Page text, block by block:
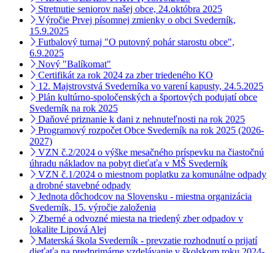
Stretnutie seniorov našej obce, 24.októbra 2025
Výročie Prvej písomnej zmienky o obci Svederník,
15.9.2025
Futbalový turnaj "O putovný pohár starostu obce",
6.9.2025
Nový "Balíkomat"
Certifikát za rok 2024 za zber triedeného KO
12. Majstrovstvá Svederníka vo varení kapusty, 24.5.2025
Plán kultúrno-spoločenských a športových podujatí obce
Svederník na rok 2025
Daňové priznanie k dani z nehnuteľnosti na rok 2025
Programový rozpočet Obce Svederník na rok 2025 (2026-
2027)
VZN č.2/2024 o výške mesačného príspevku na čiastočnú
úhradu nákladov na pobyt dieťaťa v MŠ Svederník
VZN č.1/2024 o miestnom poplatku za komunálne odpady
a drobné stavebné odpady
Jednota dôchodcov na Slovensku - miestna organizácia
Svederník, 15. výročie založenia
Zberné a odvozné miesta na triedený zber odpadov v
lokalite Lipová Alej
Materská škola Svederník - prevzatie rozhodnutí o prijatí